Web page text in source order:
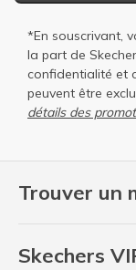
Trouver un
Skechers
*En souscrivant,
la part de
confidentialité et
peuvent être
détails des